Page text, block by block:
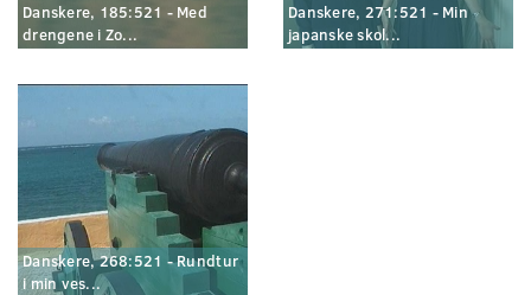
Danskere, 185:521 - Med
drengene i Zo...
Danskere, 271:521 - Min
japanske skol...
Danskere, 268:521 - Rundtur
i min ves...